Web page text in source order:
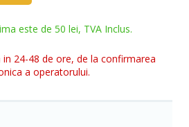
este de 50 lei, TVA Inclus.
24-48 de ore, de la confirmarea
a operatorului.